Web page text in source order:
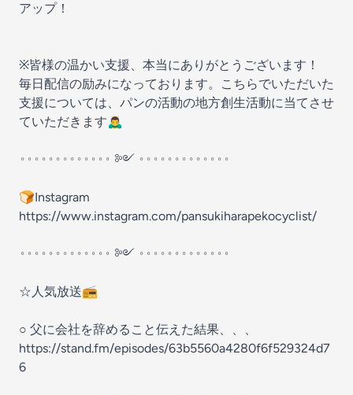
アップ！
※皆様の温かい支援、本当にありがとうございます！
毎日配信の励みになっております。こちらでいただいた
支援については、パンの活動の地方創生活動に当てさせ
ていただきます🙇‍♂️
𐬹𐬹𐬹𐬹𐬹𐬹𐬹𐬹𐬹𐬹𐬹𐬹𐬹 ༻ 𐬹𐬹𐬹𐬹𐬹𐬹𐬹𐬹𐬹𐬹𐬹𐬹𐬹
🍞Instagram
https://www.instagram.com/pansukiharapekocyclist/
𐬹𐬹𐬹𐬹𐬹𐬹𐬹𐬹𐬹𐬹𐬹𐬹𐬹 ༻ 𐬹𐬹𐬹𐬹𐬹𐬹𐬹𐬹𐬹𐬹𐬹𐬹𐬹
☆人気放送📻
○ 父に会社を辞めること伝えた結果、、、
https://stand.fm/episodes/63b5560a4280f6f529324d7
6